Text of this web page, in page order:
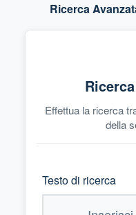
Ricerca
Effettua la ricerca
della
Testo di ricerca